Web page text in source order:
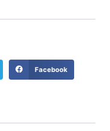
Facebook